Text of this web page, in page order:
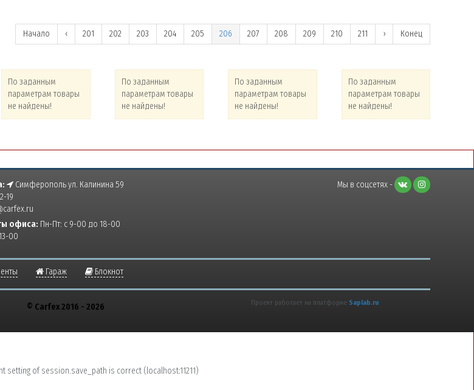
Начало ‹ 201 202 203 204 205 206 207 208 209 210 211 › Конец
По заданным
параметрам товары
не найдены!
По заданным
параметрам товары
не найдены!
По заданным
параметрам товары
не найдены!
По заданным
параметрам товары
не найдены!
Симферополь ул. Калинина 59
19
офиса: Пн-Пт: с 9-00 до 18-00
00
Мы в соцсетях -
Гараж Блокнот
© Carfex 2016 - 2026 Проект работает на платформе Saplab.ru
of session.save_path is correct (localhost:11211)